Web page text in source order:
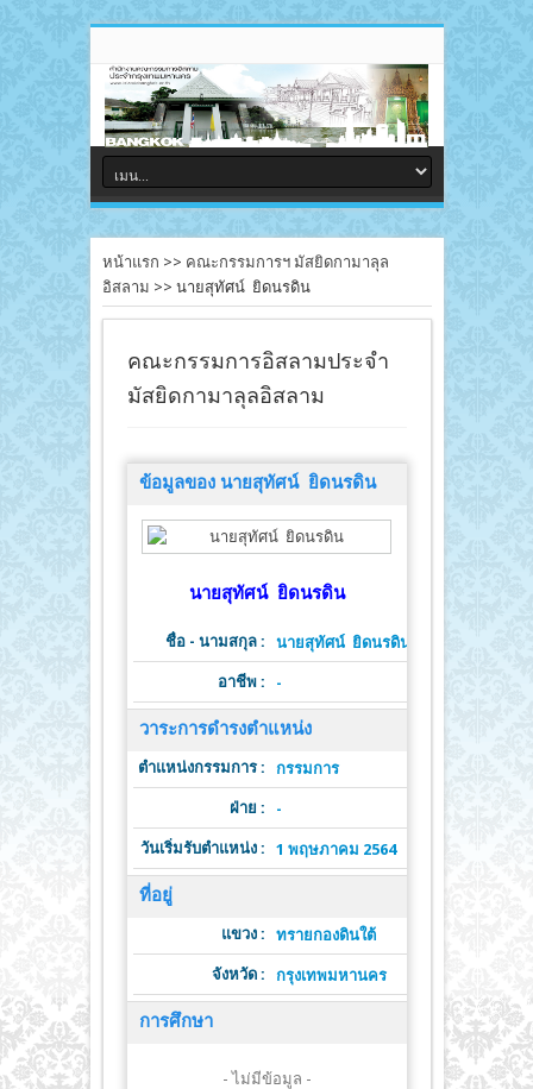
หน้าแรก >> คณะกรรมการฯ มัสยิดกามาลุล
อิสลาม >> นายสุทัศน์ ยิดนรดิน
คณะกรรมการอิสลามประจำ
มัสยิดกามาลุลอิสลาม
ข้อมูลของ นายสุทัศน์ ยิดนรดิน
นายสุทัศน์ ยิดนรดิน
ชื่อ - นามสกุล : นายสุทัศน์ ยิดนรดิน
อาชีพ : -
วาระการดำรงตำแหน่ง
ตำแหน่งกรรมการ : กรรมการ
ฝ่าย : -
วันเริ่มรับตำแหน่ง : 1 พฤษภาคม 2564
ที่อยู่
แขวง : ทรายกองดินใต้
จังหวัด : กรุงเทพมหานคร
การศึกษา
- ไม่มีข้อมูล -